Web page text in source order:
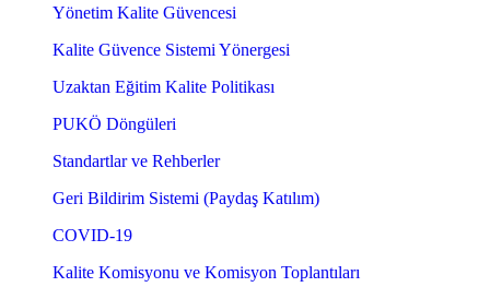
Yönetim Kalite Güvencesi
Kalite Güvence Sistemi Yönergesi
Uzaktan Eğitim Kalite Politikası
PUKÖ Döngüleri
Standartlar ve Rehberler
Geri Bildirim Sistemi (Paydaş Katılım)
COVID-19
Kalite Komisyonu ve Komisyon Toplantıları